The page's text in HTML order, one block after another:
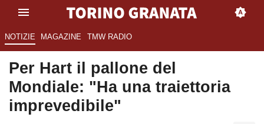
NOTIZIE MAGAZINE TMW RADIO
Per Hart il pallone del
Mondiale: "Ha una traiettoria
imprevedibile"